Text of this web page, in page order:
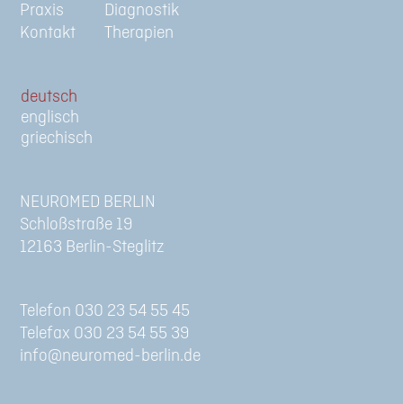
Praxis
Kontakt
Diagnostik
Therapien
de
en
gr
NEUROMED BERLIN
Schloßstraße 19
12163 Berlin-Steglitz
Telefon 030 23 54 55 45
Telefax 030 23 54 55 39
info@neuromed-berlin.de